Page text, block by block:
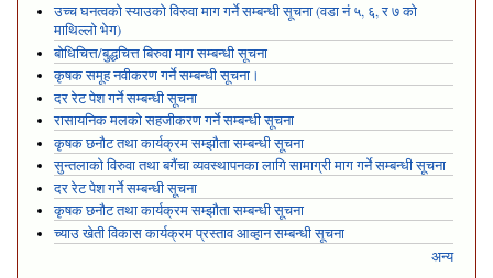
उच्च घनत्वको स्याउको विरुवा माग गर्ने सम्बन्धी सूचना (वडा नं ५, ६, र ७ को
माथिल्लो भेग)
बोधिचित्त/बुद्धचित्त बिरुवा माग सम्बन्धी सूचना
कृषक समूह नवीकरण गर्ने सम्बन्धी सूचना।
दर रेट पेश गर्ने सम्बन्धी सूचना
रासायनिक मलको सहजीकरण गर्ने सम्बन्धी सूचना
कृषक छनौट तथा कार्यक्रम सम्झौता सम्बन्धी सूचना
सुन्तलाको विरुवा तथा बगैंचा व्यवस्थापनका लागि सामाग्री माग गर्ने सम्बन्धी सूचना
दर रेट पेश गर्ने सम्बन्धी सूचना
कृषक छनौट तथा कार्यक्रम सम्झौता सम्बन्धी सूचना
च्याउ खेती विकास कार्यक्रम प्रस्ताव आव्हान सम्बन्धी सूचना
अन्य